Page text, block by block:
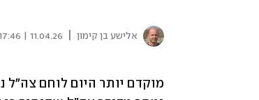
אלישע בן קימון 11.04.26 | 17:46